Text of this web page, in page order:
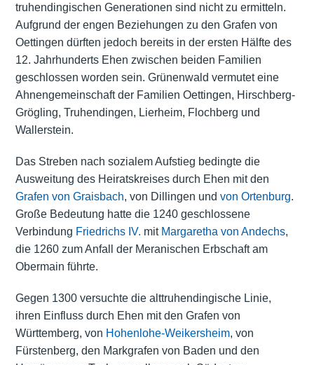
truhendingischen Generationen sind nicht zu ermitteln.
Aufgrund der engen Beziehungen zu den Grafen von
Oettingen dürften jedoch bereits in der ersten Hälfte des
12. Jahrhunderts Ehen zwischen beiden Familien
geschlossen worden sein. Grünenwald vermutet eine
Ahnengemeinschaft der Familien Oettingen, Hirschberg-
Grögling, Truhendingen, Lierheim, Flochberg und
Wallerstein.
Das Streben nach sozialem Aufstieg bedingte die
Ausweitung des Heiratskreises durch Ehen mit den
Grafen von Graisbach, von Dillingen und von Ortenburg.
Große Bedeutung hatte die 1240 geschlossene
Verbindung Friedrichs IV. mit Margaretha von Andechs,
die 1260 zum Anfall der Meranischen Erbschaft am
Obermain führte.
Gegen 1300 versuchte die alttruhendingische Linie,
ihren Einfluss durch Ehen mit den Grafen von
Württemberg, von Hohenlohe-Weikersheim, von
Fürstenberg, den Markgrafen von Baden und den